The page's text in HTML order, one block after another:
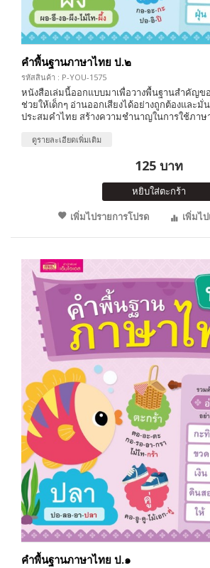
คำพื้นฐานภาษาไทย ป.๒
รหัสสินค้า : P-YOU-1575
หนังสือเล่มนี้ออกแบบมาเพื่อวางพื้นฐานสำคัญข
ช่วยให้เด็กๆ อ่านออกเสียงได้อย่างถูกต้องและมั่
ประสมคำไทย สร้างความชำนาญในการใช้ภาษ
ดูรายละเอียดเพิ่มเติม
125 บาท
หยิบใส่ตะกร้า
เพิ่มไปรายการโปรด
เพิ่มไ
คำพื้นฐานภาษาไทย ป.๑